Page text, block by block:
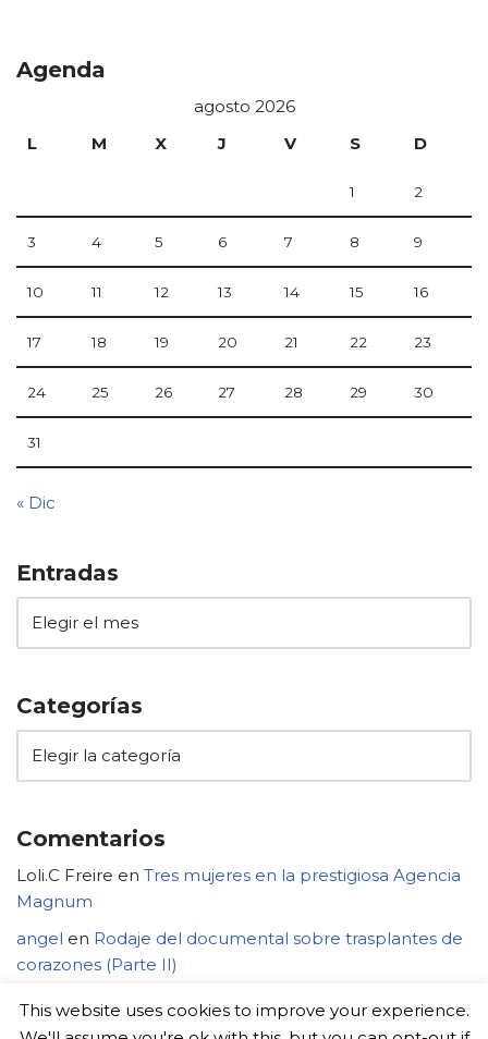
Agenda
agosto 2026
L
M X J V S D
1 2
3 4 5 6 7 8 9
10 11 12 13 14 15 16
17 18 19 20 21 22 23
24 25 26 27 28 29 30
31
« Dic
Entradas
Categorías
Comentarios
Loli.C Freire en Tres mujeres en la prestigiosa Agencia
Magnum
angel en Rodaje del documental sobre trasplantes de
corazones (Parte II)
This website uses cookies to improve your experience.